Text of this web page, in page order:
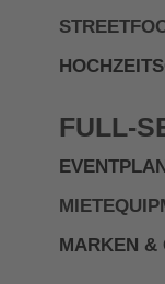
FULL-
MARKEN &